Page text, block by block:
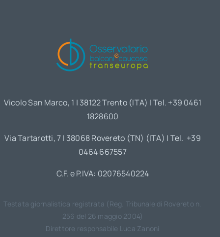
Vicolo San Marco, 1 | 38122 Trento (ITA) | Tel. +39 0461
1828600
Via Tartarotti, 7 | 38068 Rovereto (TN) (ITA) | Tel. +39
0464 667557
C.F. e P.IVA: 02076540224
Testata giornalistica registrata (Reg. Tribunale di Rovereto n.
256 del 26 maggio 2004)
Direttore responsabile Luca Zanoni